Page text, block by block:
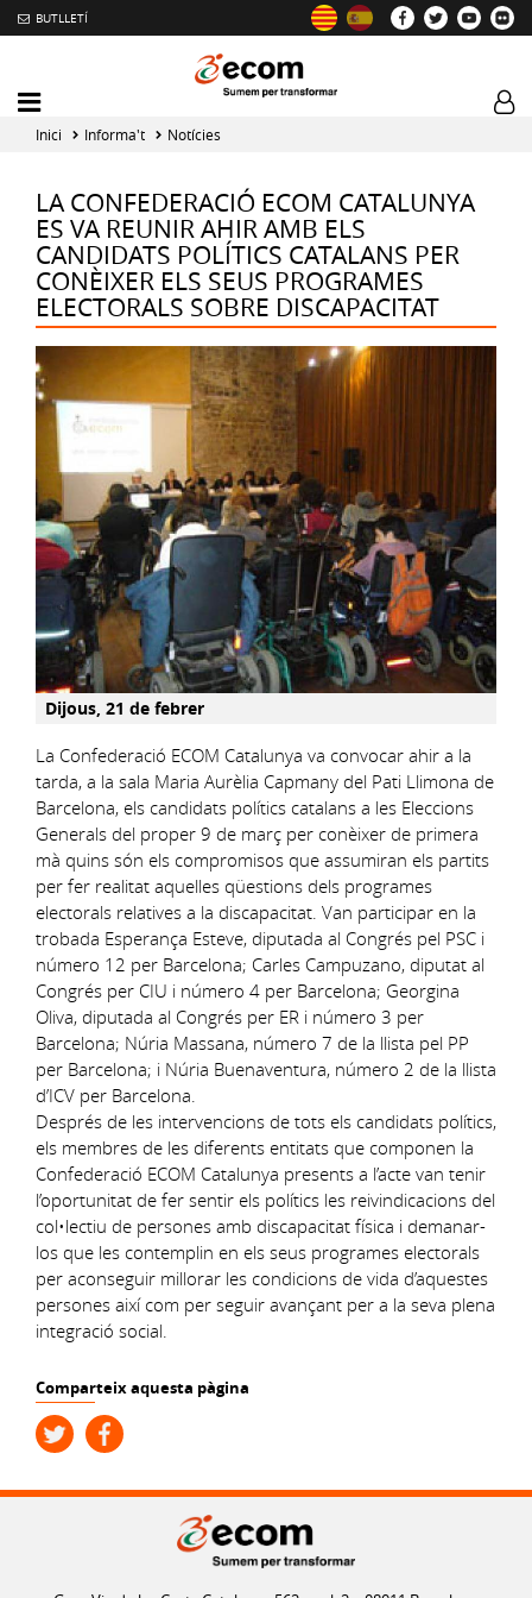
BUTLLETÍ
Mobile
menu
toggler
Inici Informa't Notícies
LA CONFEDERACIÓ ECOM CATALUNYA
ES VA REUNIR AHIR AMB ELS
CANDIDATS POLÍTICS CATALANS PER
CONÈIXER ELS SEUS PROGRAMES
ELECTORALS SOBRE DISCAPACITAT
Dijous, 21 de febrer
La Confederació ECOM Catalunya va convocar ahir a la
tarda, a la sala Maria Aurèlia Capmany del Pati Llimona de
Barcelona, els candidats polítics catalans a les Eleccions
Generals del proper 9 de març per conèixer de primera
mà quins són els compromisos que assumiran els partits
per fer realitat aquelles qüestions dels programes
electorals relatives a la discapacitat. Van participar en la
trobada Esperança Esteve, diputada al Congrés pel PSC i
número 12 per Barcelona; Carles Campuzano, diputat al
Congrés per CIU i número 4 per Barcelona; Georgina
Oliva, diputada al Congrés per ER i número 3 per
Barcelona; Núria Massana, número 7 de la llista pel PP
per Barcelona; i Núria Buenaventura, número 2 de la llista
d’ICV per Barcelona.
Després de les intervencions de tots els candidats polítics,
els membres de les diferents entitats que componen la
Confederació ECOM Catalunya presents a l’acte van tenir
l’oportunitat de fer sentir els polítics les reivindicacions del
col•lectiu de persones amb discapacitat física i demanar-
los que les contemplin en els seus programes electorals
per aconseguir millorar les condicions de vida d’aquestes
persones així com per seguir avançant per a la seva plena
integració social.
Comparteix aquesta pàgina